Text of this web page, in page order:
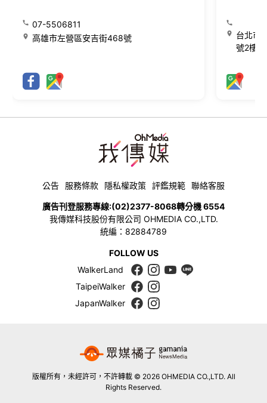
07-5506811
高雄市左營區安吉街468號
台北市
號2樓
公告 服務條款 隱私權政策 評鑑規範 聯絡客服
廣告刊登服務專線:(02)2377-8068轉分機 6554
我傳媒科技股份有限公司 OHMEDIA CO.,LTD.
統編：82884789
FOLLOW US
WalkerLand
TaipeiWalker
JapanWalker
版權所有，未經許可，不許轉載 © 2026 OHMEDIA CO.,LTD. All
Rights Reserved.